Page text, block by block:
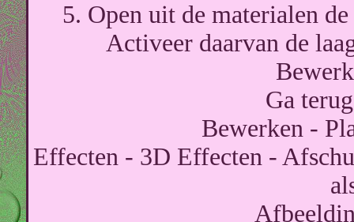
5. Open uit de materialen
Activeer daarvan de
Ga
Bewerken -
Effecten - 3D Effecten -